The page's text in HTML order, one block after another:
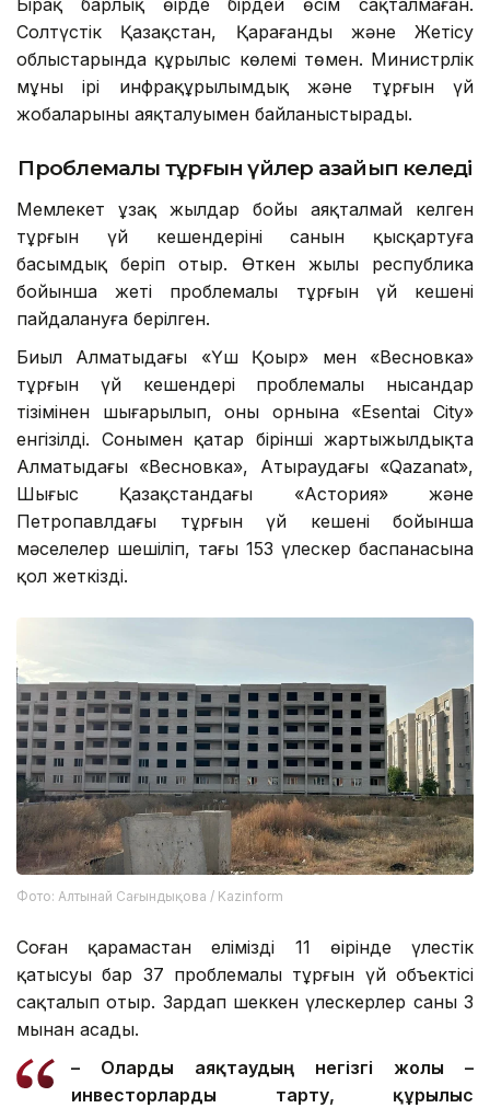
Бірақ барлық өңірде бірдей өсім сақталмаған.
Солтүстік Қазақстан, Қарағанды және Жетісу
облыстарында құрылыс көлемі төмен. Министрлік
мұны ірі инфрақұрылымдық және тұрғын үй
жобаларының аяқталуымен байланыстырады.
Проблемалы тұрғын үйлер азайып келеді
Мемлекет ұзақ жылдар бойы аяқталмай келген
тұрғын үй кешендерінің санын қысқартуға
басымдық беріп отыр. Өткен жылы республика
бойынша жеті проблемалы тұрғын үй кешені
пайдалануға берілген.
Биыл Алматыдағы «Үш Қоңыр» мен «Весновка»
тұрғын үй кешендері проблемалы нысандар
тізімінен шығарылып, оның орнына «Esentai City»
енгізілді. Сонымен қатар бірінші жартыжылдықта
Алматыдағы «Весновка», Атыраудағы «Qazanat»,
Шығыс Қазақстандағы «Астория» және
Петропавлдағы тұрғын үй кешені бойынша
мәселелер шешіліп, тағы 153 үлескер баспанасына
қол жеткізді.
Фото: Алтынай Сағындықова / Kazinform
Соған қарамастан еліміздің 11 өңірінде үлестік
қатысуы бар 37 проблемалы тұрғын үй объектісі
сақталып отыр. Зардап шеккен үлескерлер саны 3
мыңнан асады.
– Оларды аяқтаудың негізгі жолы –
инвесторларды тарту, құрылыс